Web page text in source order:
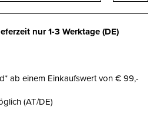
nur1-3 Werktage(DE)
ab einem Einkaufswert von € 99,-
(AT/DE)